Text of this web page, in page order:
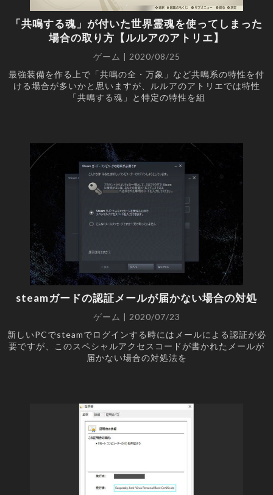
「共鳴する魂」が付いた世界霊魂を使ってしまった
場合の取り方【ルルアのアトリエ】
ゲーム | 2020/08/25
最強装備を作る上で「共鳴の全・万象」など共鳴系の特性を付
ける場合が多いかと思いますが、ルルアのアトリエでは特性
「共鳴する魂」と特定の特性を組
steamガードの認証メールが届かない場合の対処
ゲーム | 2020/07/23
新しいPCでsteamでログインする時にはメールによる認証が必
要ですが、このスペシャルアクセスコードが書かれたメールが
届かない場合の対処法を